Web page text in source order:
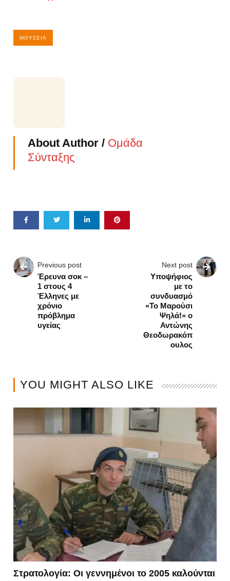
ΜΟΥΣΕΊΑ
About Author / Ομάδα
Σύνταξης
Previous post
Έρευνα σοκ –
1 στους 4
Έλληνες με
χρόνιο
πρόβλημα
υγείας
Next post
Υποψήφιος
με το
συνδυασμό
«Το Μαρούσι
Ψηλά!» ο
Αντώνης
Θεοδωρακόπ
ουλος
YOU MIGHT ALSO LIKE
Στρατολογία: Οι γεννημένοι το 2005 καλούνται